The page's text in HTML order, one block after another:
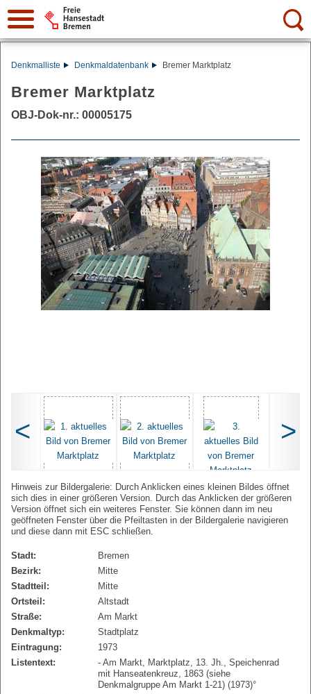
Suche:
Denkmalliste Denkmaldatenbank Bremer Marktplatz
Bremer Marktplatz
OBJ-Dok-nr.: 00005175
< >
Hinweis zur Bildergalerie: Durch Anklicken eines kleinen Bildes öffnet
sich dies in einer größeren Version. Durch das Anklicken der größeren
Version öffnet sich ein weiteres Fenster. Sie können dann im neu
geöffneten Fenster über die Pfeiltasten in der Bildergalerie navigieren
und diese dann mit ESC schließen.
Stadt:
Bremen
Bezirk:
Mitte
Stadtteil:
Mitte
Ortsteil:
Altstadt
Straße:
Am Markt
Denkmaltyp:
Stadtplatz
Eintragung:
1973
Listentext:
- Am Markt, Marktplatz, 13. Jh., Speichenrad
mit Hanseatenkreuz, 1863 (siehe
Denkmalgruppe Am Markt 1-21) (1973)°